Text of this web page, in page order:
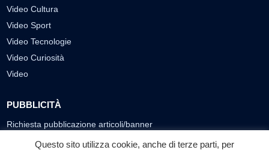
Video Cultura
Video Sport
Video Tecnologie
Video Curiosità
Video
PUBBLICITÀ
Richiesta pubblicazione articoli/banner
SEGUICI SUI SOCIAL
Questo sito utilizza cookie, anche di terze parti, per